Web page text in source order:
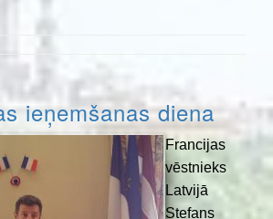
ieņemšanas diena
Francijas
vēstnieks
Latvijā
Stefans